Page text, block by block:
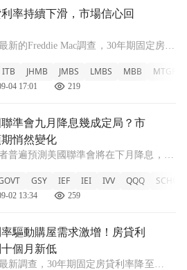
市場信心回升！文章頁
利率持續下滑，市場信心回
新的Freddie Mac調查，30年期固定房貸
的持續下降，市場對於未來購房的信心
強。根據Freddie Mac的初級房貸調查，
ITB JHMB JMBS LMBS MBB MTGP
04 17:01 219
幾成定局？市場預期悄然變化文章頁
準會九月降息幾成定局？市
悄然變化
普遍預測美國聯準會將在下月降息，但
員言論引發討論。 隨著市場對美國聯
Fed）政策的關注加劇，根據CME的
GSY IEF IEI IVV QQQ SCHO
02 13:34 259
激增！房貸利率創十個月新低文章頁
驅動購屋需求激增！房貸利
個月新低
新調查，30年期固定房貸利率降至